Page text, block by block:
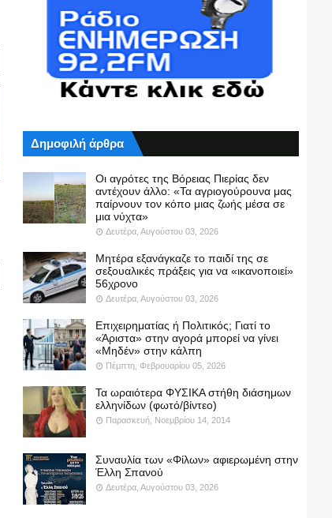
Δημοφιλή άρθρα
Οι αγρότες της Βόρειας Πιερίας δεν
αντέχουν άλλο: «Τα αγριογούρουνα μας
παίρνουν τον κόπο μιας ζωής μέσα σε
μια νύχτα»
Δευτέρα, Αυγούστου 03, 2026
Μητέρα εξανάγκαζε το παιδί της σε
σεξουαλικές πράξεις για να «ικανοποιεί»
56χρονο
Δευτέρα, Αυγούστου 03, 2026
Επιχειρηματίας ή Πολιτικός; Γιατί το
«Άριστα» στην αγορά μπορεί να γίνει
«Μηδέν» στην κάλπη
Πέμπτη, Φεβρουαρίου 05, 2026
Τα ωραιότερα ΦΥΣΙΚΑ στήθη διάσημων
ελληνίδων (φωτό/βίντεο)
Παρασκευή, Νοεμβρίου 14, 2014
Συναυλία των «Φίλων» αφιερωμένη στην
Έλλη Σπανού
Δευτέρα, Αυγούστου 03, 2026